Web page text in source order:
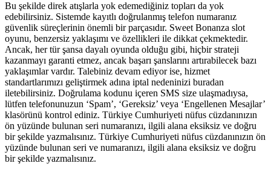
Bu şekilde direk atışlarla yok edemediğiniz topları da yok
edebilirsiniz. Sistemde kayıtlı doğrulanmış telefon numaranız
güvenlik süreçlerinin önemli bir parçasıdır. Sweet Bonanza slot
oyunu, benzersiz yaklaşımı ve özellikleri ile dikkat çekmektedir.
Ancak, her tür şansa dayalı oyunda olduğu gibi, hiçbir strateji
kazanmayı garanti etmez, ancak başarı şanslarını artırabilecek bazı
yaklaşımlar vardır. Talebiniz devam ediyor ise, hizmet
standartlarımızı geliştirmek adına iptal nedeninizi buradan
iletebilirsiniz. Doğrulama kodunu içeren SMS size ulaşmadıysa,
lütfen telefonunuzun ‘Spam’, ‘Gereksiz’ veya ‘Engellenen Mesajlar’
klasörünü kontrol ediniz. Türkiye Cumhuriyeti nüfus cüzdanınızın
ön yüzünde bulunan seri numaranızı, ilgili alana eksiksiz ve doğru
bir şekilde yazmalısınız. Türkiye Cumhuriyeti nüfus cüzdanınızın ön
yüzünde bulunan seri ve numaranızı, ilgili alana eksiksiz ve doğru
bir şekilde yazmalısınız.